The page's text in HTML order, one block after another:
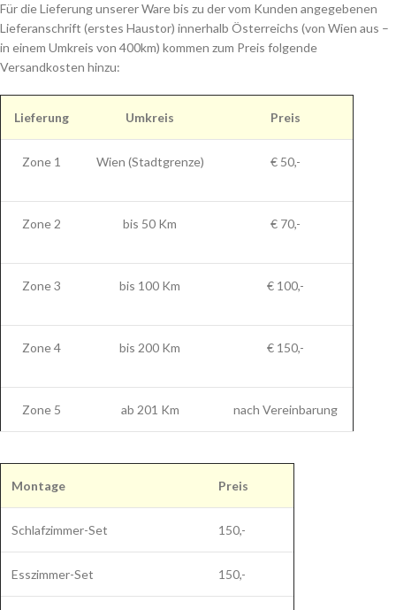
Für die Lieferung unserer Ware bis zu der vom Kunden angegebenen
Lieferanschrift (erstes Haustor) innerhalb Österreichs (von Wien aus –
in einem Umkreis von 400km) kommen zum Preis folgende
Versandkosten hinzu:
Lieferung Umkreis Preis
Zone 1 Wien (Stadtgrenze) € 50,-
Zone 2 bis 50 Km € 70,-
Zone 3 bis 100 Km € 100,-
Zone 4 bis 200 Km € 150,-
Zone 5 ab 201 Km nach Vereinbarung
Montage Preis
Schlafzimmer-Set 150,-
Esszimmer-Set 150,-